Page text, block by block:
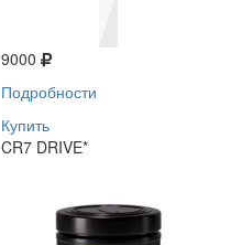
9000
Подробности
Купить
CR7 DRIVE*